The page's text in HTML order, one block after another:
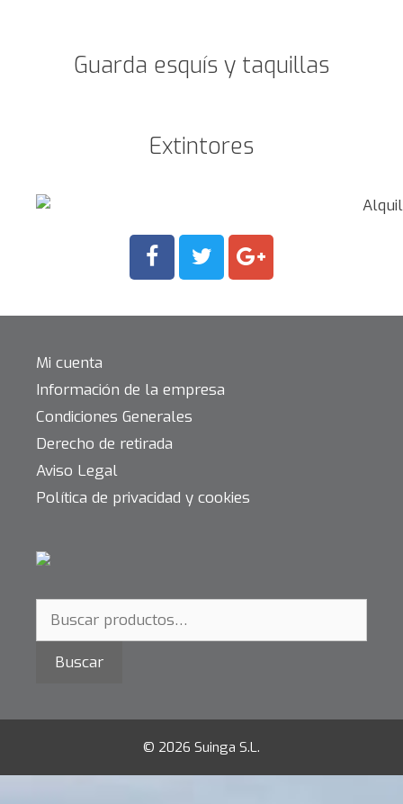
Guarda esquís y taquillas
Extintores
Mi cuenta
Información de la empresa
Condiciones Generales
Derecho de retirada
Aviso Legal
Política de privacidad y cookies
Buscar
© 2026 Suinga S.L.